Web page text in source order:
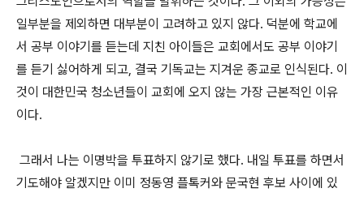
일부분을 제외하면 대부분이 고려하고 있지 않다. 덕분에 학교에
서 공부 이야기를 듣는데 지친 아이들은 교회에서도 공부 이야기
를 듣기 싫어하게 되고, 결국 기독교는 지겨운 종교로 인식된다. 이
것이 대한민국 청소년들이 교회에 오지 않는 가장 근본적인 이유
이다.
그래서 나는 이명박을 투표하지 않기로 했다. 내일 투표를 하면서
기도해야 알겠지만 이미 정동영 플톡커와 문국현 후보 사이에 있